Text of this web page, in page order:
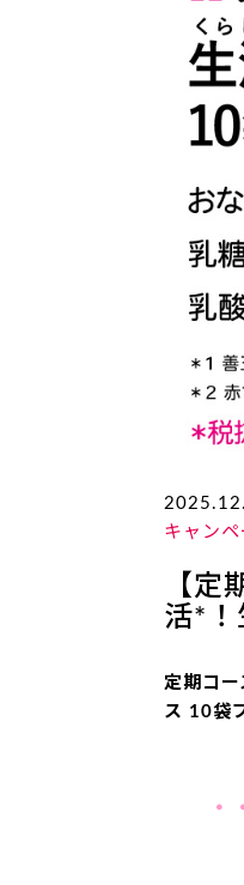
キャンペ
【定
活*
定期コ
ス 10袋
・